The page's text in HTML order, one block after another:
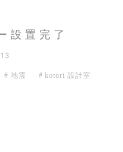
設置完了
地震 kotori 設計室